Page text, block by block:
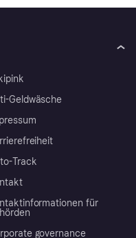
Geldwäsche
Track
für
governance